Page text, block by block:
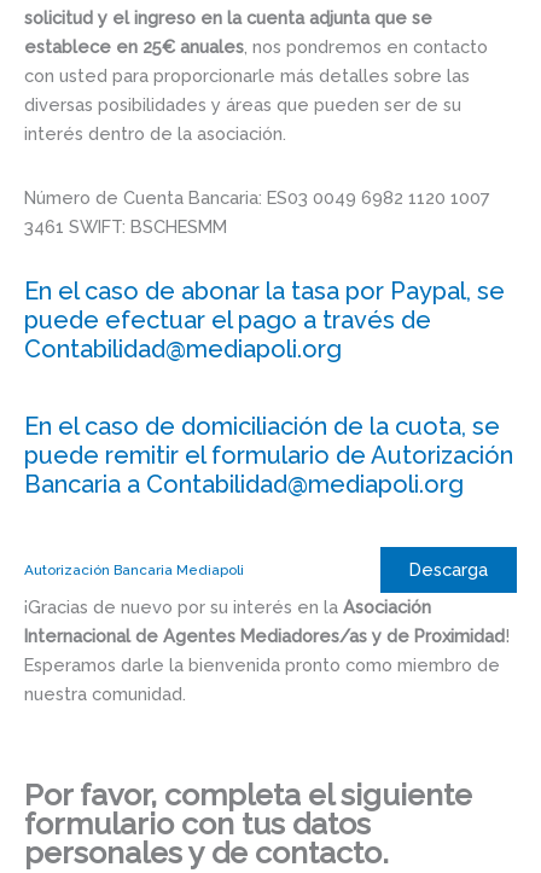
solicitud y el ingreso en la cuenta adjunta que se
establece en 25€ anuales , nos pondremos en contacto
con usted para proporcionarle más detalles sobre las
diversas posibilidades y áreas que pueden ser de su
interés dentro de la asociación.
Número de Cuenta Bancaria: ES03 0049 6982 1120 1007
3461 SWIFT: BSCHESMM
En el caso de abonar la tasa por Paypal, se
puede efectuar el pago a través de
Contabilidad@mediapoli.org
En el caso de domiciliación de la cuota, se
puede remitir el formulario de Autorización
Bancaria a Contabilidad@mediapoli.org
Autorización Bancaria Mediapoli
Descarga
¡Gracias de nuevo por su interés en la Asociación
Internacional de Agentes Mediadores/as y de Proximidad!
Esperamos darle la bienvenida pronto como miembro de
nuestra comunidad.
Por favor, completa el siguiente
formulario con tus datos
personales y de contacto.